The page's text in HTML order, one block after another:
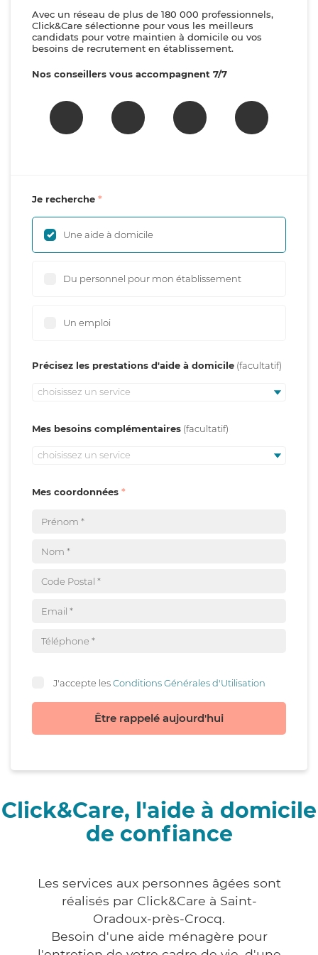
Avec un réseau de plus de 180 000 professionnels,
Click&Care sélectionne pour vous les meilleurs
candidats pour votre maintien à domicile ou vos
besoins de recrutement en établissement.
Nos conseillers vous accompagnent 7/7
Je recherche
Une aide à domicile
Du personnel pour mon établissement
Un emploi
Précisez les prestations d'aide à domicile
choisissez un service
Mes besoins complémentaires
choisissez un service
Mes coordonnées
J'accepte lesConditions Générales d'Utilisation
Être rappelé aujourd'hui
Click&Care, l'aide à domicile
de confiance
Les services aux personnes âgées sont
réalisés par Click&Care à Saint-
Oradoux-près-Crocq.
Besoin d'une aide ménagère pour